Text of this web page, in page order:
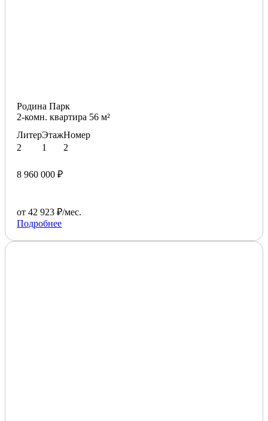
Родина Парк
2-комн. квартира 56 м²
Литер
2
Этаж
1
Номер
2
8 960 000 ₽
от 42 923 ₽/мес.
Подробнее